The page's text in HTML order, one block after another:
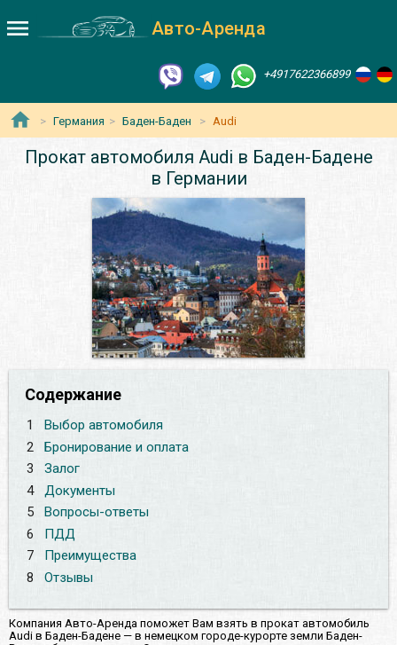
Авто-Аренда
+4917622366899
Германия Баден-Баден Audi
Прокат автомобиля Audi в Баден-Бадене
в Германии
Содержание
1
Выбор автомобиля
2
Бронирование и оплата
3
Залог
4
Документы
5
Вопросы-ответы
6
ПДД
7
Преимущества
8
Отзывы
Компания Авто-Аренда поможет Вам взять в прокат автомобиль
Audi в Баден-Бадене — в немецком городе-курорте земли Баден-